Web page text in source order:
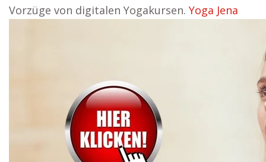
Vorzüge von digitalen Yogakursen. Yoga Jena